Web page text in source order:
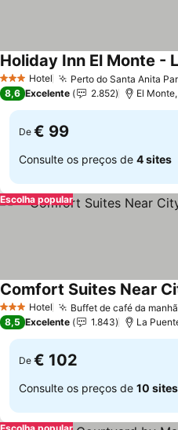
3 EstrelasHotel Perto do Santa Anita
Holiday Inn El Monte -
8,6 Excelente 2.852 El
De € 99
Consulte os preços de 4 sites
Escolha popular
3 EstrelasHotel Buffet de café da
Ver preços
8,5 Excelente 1.843 La
De € 102
Consulte os preços de 10 sites